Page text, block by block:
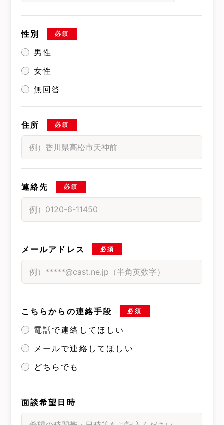
性別 必須
男性
女性
無回答
住所 必須
連絡先 必須
メールアドレス 必須
こちらからの連絡手段 必須
電話で連絡してほしい
メールで連絡してほしい
どちらでも
面談希望日時